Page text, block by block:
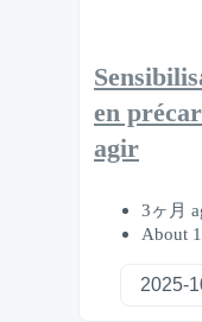
en
agir
3ヶ月
About